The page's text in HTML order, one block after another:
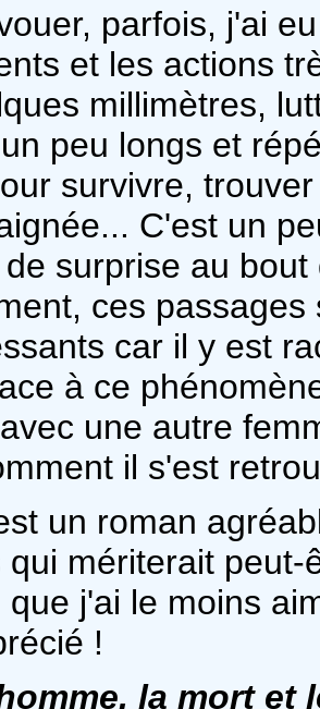
parfois, j'ai
et les actions
millimètres,
peu longs et
survivre,
C'est un
surprise au
ces
car il y est
à ce
une autre
il s'est
un roman
qui mériterait peut-
que j'ai le moins
!
la mort et